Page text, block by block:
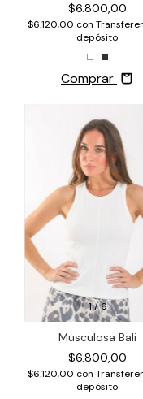
$6.800,00
$6.120,00 con
depósito
Comprar
1/6
Musculosa Bali
$6.800,00
$6.120,00 con
depósito